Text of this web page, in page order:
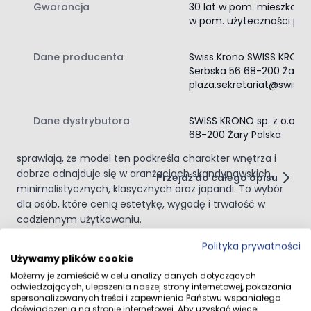
wnętrza. W paczce znajduje się 7 sztuk, co odpowiada
powierzchni 2,338 m2. Wysokiej jakości płyta MDF oraz
trwałość i wygodę codziennego użytkowania.
Dodatkowym atutem jest brak szkodliwego mikroplastiku
oraz produkcja z poszanowaniem środowiska.
nowoczesnych rozwiązań. Jednolita kolorystyka,
realistyczna struktura oraz odporność na wilgoć
sprawiają, że model ten podkreśla charakter wnętrza i
dobrze odnajduje się w aranżacjach skandynawskich,
minimalistycznych, klasycznych oraz japandi. To wybór
dla osób, które cenią estetykę, wygodę i trwałość w
codziennym użytkowaniu.
Gwarancja
30 lat w pom.
w pom. użyteczności
Dane producenta
Swiss Krono SWISS
Serbska 56 68-200 Żary
Dane dystrybutora
SWISS KRONO sp. z o.o
68-200 Żary Polska
Przejdź do całego opisu
Polityka prywatności
Używamy plików cookie
Możemy je zamieścić w celu analizy danych dotyczących
odwiedzających, ulepszenia naszej strony internetowej, pokazania
spersonalizowanych treści i zapewnienia Państwu wspaniałego
doświadczenia na stronie internetowej. Aby uzyskać więcej